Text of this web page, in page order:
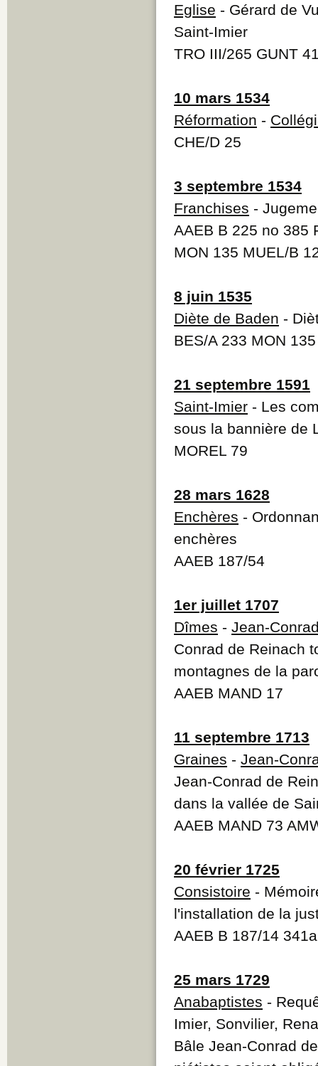
Eglise - Gérard de
Saint-Imier
TRO III/265 GUNT
10 mars 1534
Réformation -
CHE/D 25
3 septembre 1534
Franchises -
AAEB B 225 no 385
MON 135 MUEL/B
8 juin 1535
Diète de Baden -
BES/A 233 MON 135
21 septembre 1591
Saint-Imier - Les
sous la bannière de
MOREL 79
28 mars 1628
Enchères -
enchères
AAEB 187/54
1er juillet 1707
Dîmes - Jean-
Conrad de Reinach
montagnes de la
AAEB MAND 17
11 septembre 1713
Graines - Jean-
Jean-Conrad de
dans la vallée de
AAEB MAND 73
20 février 1725
Consistoire -
l'installation de la
AAEB B 187/14
25 mars 1729
Anabaptistes -
Imier, Sonvilier,
Bâle Jean-Conrad